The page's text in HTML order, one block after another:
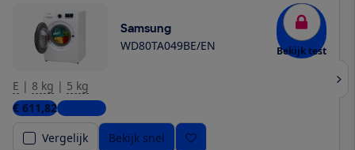
Samsung
WD80TA049BE/EN Bekijk test
E | 8 kg | 5 kg
€ 611,822 winkels
Vergelijk
Bekijk snel